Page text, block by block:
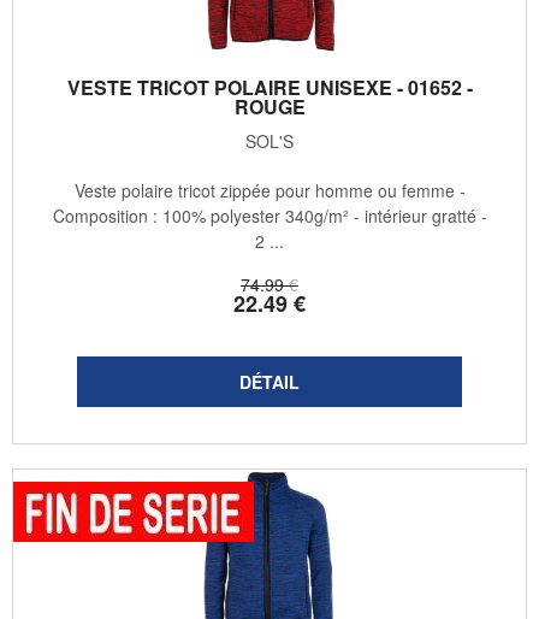
VESTE TRICOT POLAIRE UNISEXE - 01652 -
ROUGE
SOL'S
74.99 €
22.49€
Veste polaire tricot zippée pour homme ou femme -
Composition : 100% polyester 340g/m² - intérieur gratté -
2 ...